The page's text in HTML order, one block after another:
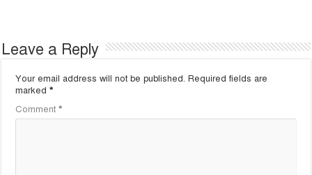
Leave a Reply
Your email address will not be published. Required fields are
marked*
Comment*